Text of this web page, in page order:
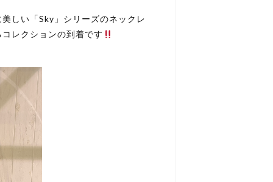
しい「Sky」シリーズのネックレ
レクションの到着です